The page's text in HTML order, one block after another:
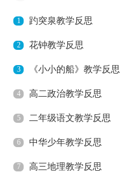
1 趵突泉教学反思
2 花钟教学反思
3 《小小的船》教学反思
4 高二政治教学反思
5 二年级语文教学反思
6 中华少年教学反思
7 高三地理教学反思